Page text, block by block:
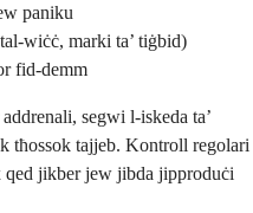
paniku
wiċċ, marki ta’ tiġbid)
fid-demm
segwi l-iskeda ta’
tħossok tajjeb. Kontroll regolari
jikber jew jibda jipproduċi